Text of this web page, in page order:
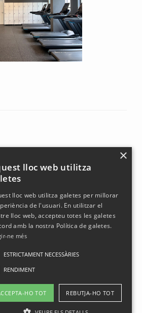
×
lloc web utilitza
lloc web utilitza galetes per millorar
de l'usuari. En utilitzar el
lloc web, accepteu totes les galetes
amb la nostra Política de galetes.
ne més
ESTRICTAMENT NECESSÀRIES
RENDIMENT
HO TOT REBUTJA-HO TOT